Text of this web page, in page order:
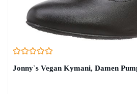
Jonny`s Vegan Kymani, Damen